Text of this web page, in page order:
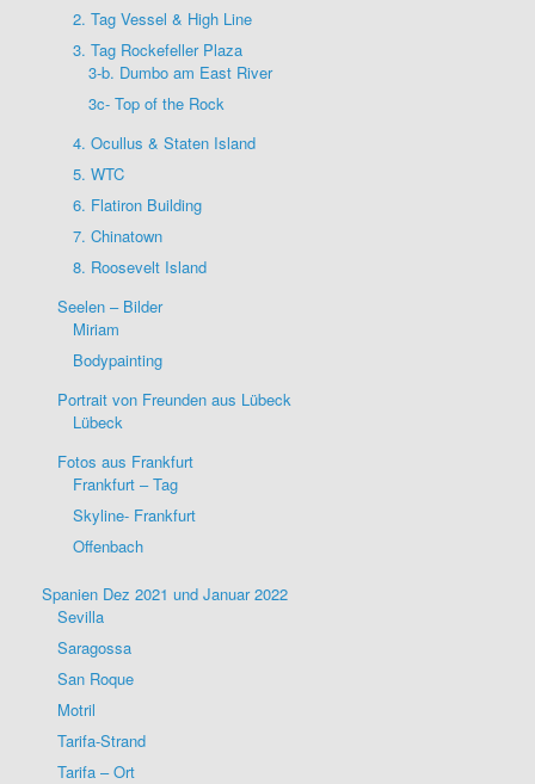
2. Tag Vessel & High Line
3. Tag Rockefeller Plaza
3-b. Dumbo am East River
3c- Top of the Rock
4. Ocullus & Staten Island
5. WTC
6. Flatiron Building
7. Chinatown
8. Roosevelt Island
Seelen – Bilder
Miriam
Bodypainting
Portrait von Freunden aus Lübeck
Lübeck
Fotos aus Frankfurt
Frankfurt – Tag
Skyline- Frankfurt
Offenbach
Spanien Dez 2021 und Januar 2022
Sevilla
Saragossa
San Roque
Motril
Tarifa-Strand
Tarifa – Ort